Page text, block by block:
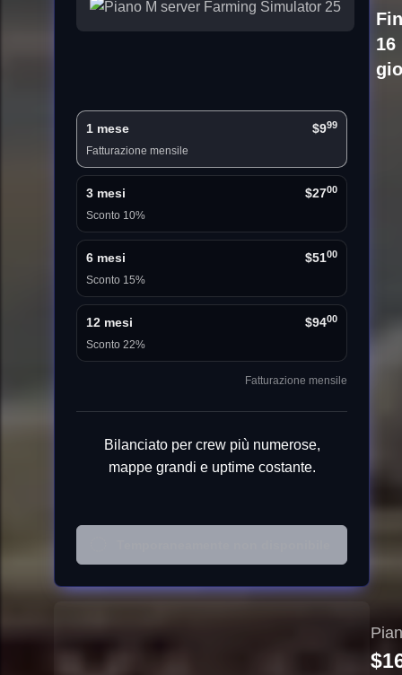
16
1 mese $999
Fatturazione mensile
3 mesi $2700
Sconto 10%
6 mesi $5100
Sconto 15%
12 mesi $9400
Sconto 22%
Fatturazione mensile
Bilanciato per crew più numerose,
mappe grandi e uptime costante.